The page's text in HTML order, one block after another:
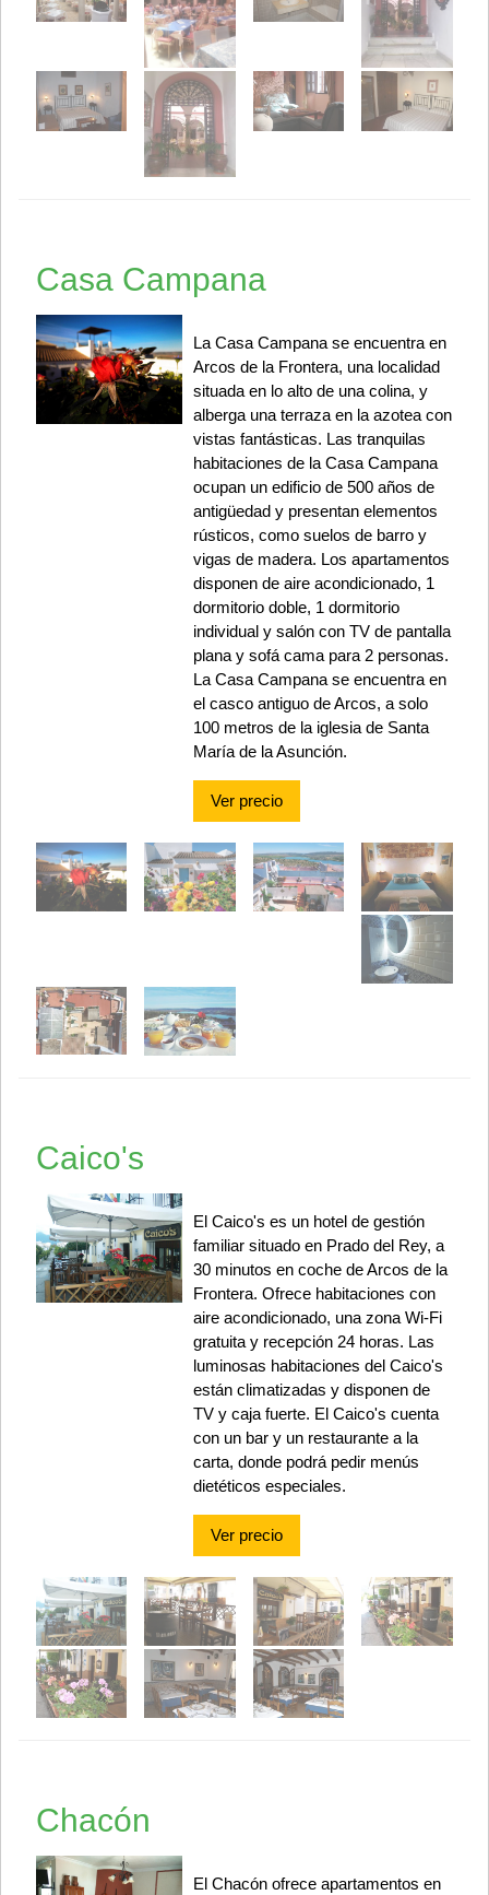
Casa Campana
La Casa Campana se encuentra en
Arcos de la Frontera, una localidad
situada en lo alto de una colina, y
alberga una terraza en la azotea con
vistas fantásticas. Las tranquilas
habitaciones de la Casa Campana
ocupan un edificio de 500 años de
antigüedad y presentan elementos
rústicos, como suelos de barro y
vigas de madera. Los apartamentos
disponen de aire acondicionado, 1
dormitorio doble, 1 dormitorio
individual y salón con TV de pantalla
plana y sofá cama para 2 personas.
La Casa Campana se encuentra en
el casco antiguo de Arcos, a solo
100 metros de la iglesia de Santa
María de la Asunción.
Ver precio
Caico's
El Caico's es un hotel de gestión
familiar situado en Prado del Rey, a
30 minutos en coche de Arcos de la
Frontera. Ofrece habitaciones con
aire acondicionado, una zona Wi-Fi
gratuita y recepción 24 horas. Las
luminosas habitaciones del Caico's
están climatizadas y disponen de
TV y caja fuerte. El Caico's cuenta
con un bar y un restaurante a la
carta, donde podrá pedir menús
dietéticos especiales.
Ver precio
Chacón
El Chacón ofrece apartamentos en